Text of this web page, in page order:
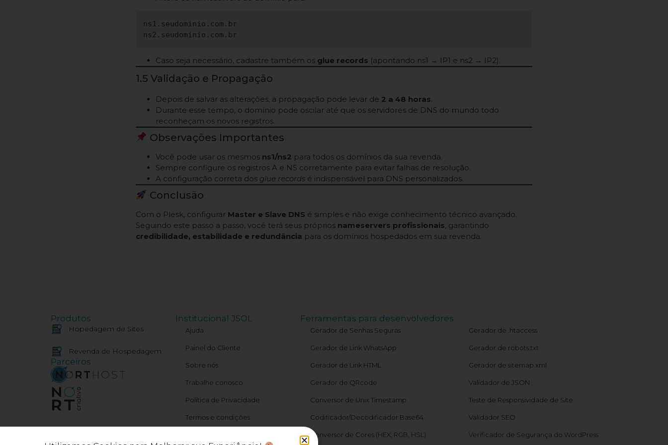
ns1.seudominio.com.br
Caso seja necessário, cadastre também os glue records (apontando ns1 → IP1 e ns2 → IP2).
1.5 Validação e Propagação
Depois de salvar as alterações, a propagação pode levar de 2 a 48 horas.
Durante esse tempo, o domínio pode oscilar até que os servidores de DNS do mundo todo
reconheçam os novos registros.
Observações Importantes
Você pode usar os mesmos ns1/ns2 para todos os domínios da sua revenda.
Sempre configure os registros A e NS corretamente para evitar falhas de resolução.
A configuração correta dos glue records é indispensável para DNS personalizados.
Conclusão
Com o Plesk, configurar Master e Slave DNS é simples e não exige conhecimento técnico avançado.
Seguindo este passo a passo, você terá seus próprios nameservers profissionais, garantindo
credibilidade, estabilidade e redundância para os domínios hospedados em sua revenda.
Produtos
Hopedagem de Sites
Revenda de Hospedagem
Parceiros
Institucional JSOL
Ajuda
Painel do Cliente
Sobre nós
Trabalhe conosco
Política de Privacidade
Termos e condições
Ferramentas para desenvolvedores
Gerador de Senhas Seguras
Gerador de Link WhatsApp
Gerador de Link HTML
Gerador de QRcode
Conversor de Unix Timestamp
Codificador/Decodificador Base64
Conversor de Cores (HEX, RGB, HSL)
Gerador de .htaccess
Gerador de robots.txt
Gerador de sitemap.xml
Validador de JSON
Teste de Responsividade de Site
Validador SEO
Verificador de Segurança do WordPress